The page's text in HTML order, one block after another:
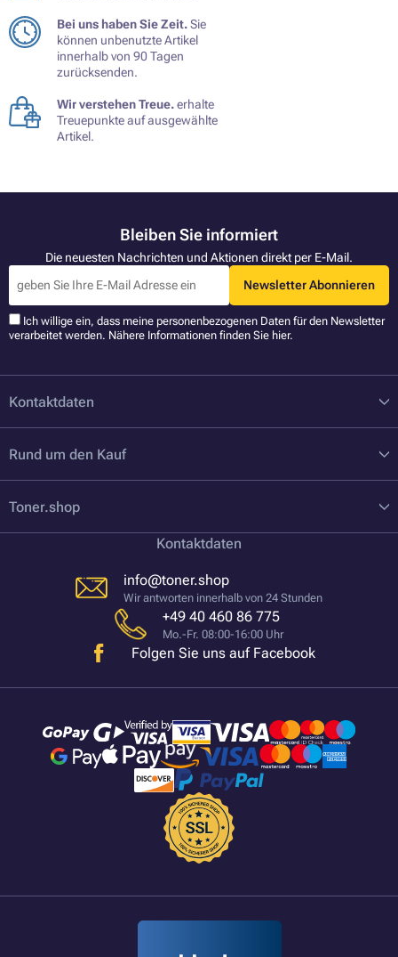
Bei uns haben Sie Zeit.Sie
können unbenutzte Artikel
innerhalb von 90 Tagen
zurücksenden.
Wir verstehen Treue.erhalte
Treuepunkte auf ausgewählte
Artikel.
Bleiben Sie informiert
Die neuesten Nachrichten und Aktionen direkt per E-Mail.
Newsletter Abonnieren
Ich willige ein, dass meine personenbezogenen Daten für den Newsletter
verarbeitet werden. Nähere Informationen finden Sie hier.
Kontaktdaten
Rund um den Kauf
Toner.shop
Kontaktdaten
info@toner.shop
Wir antworten innerhalb von 24 Stunden
+49 40 460 86 775
Mo.-Fr. 08:00-16:00 Uhr
Folgen Sie uns auf Facebook